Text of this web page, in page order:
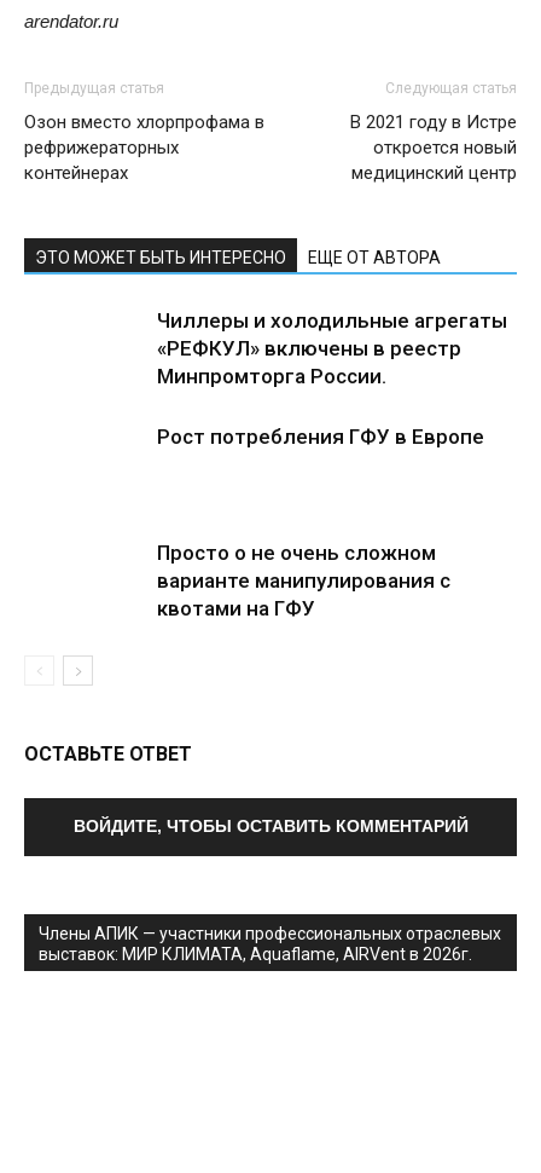
arendator.ru
Предыдущая статья
Озон вместо хлорпрофама в
рефрижераторных
контейнерах
Следующая статья
В 2021 году в Истре
откроется новый
медицинский центр
ЭТО МОЖЕТ БЫТЬ ИНТЕРЕСНО ЕЩЕ ОТ АВТОРА
Чиллеры и холодильные агрегаты
«РЕФКУЛ» включены в реестр
Минпромторга России.
Рост потребления ГФУ в Европе
Просто о не очень сложном
варианте манипулирования с
квотами на ГФУ
ОСТАВЬТЕ ОТВЕТ
ВОЙДИТЕ, ЧТОБЫ ОСТАВИТЬ КОММЕНТАРИЙ
Члены АПИК — участники профессиональных отраслевых
выставок: МИР КЛИМАТА, Aquaflame, AIRVent в 2026г.